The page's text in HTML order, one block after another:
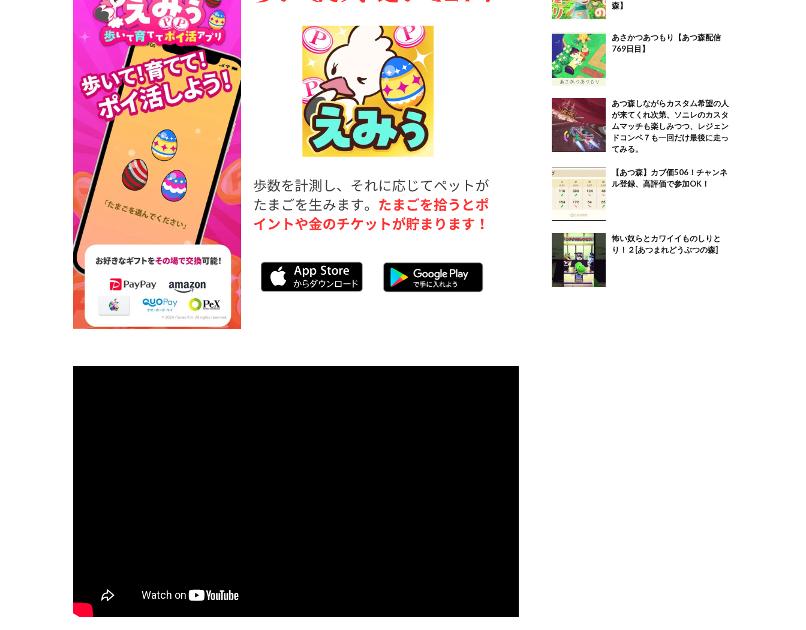
森】
あさかつあつもり【あつ森配信
769日目】
あつ森しながらカスタム希望の人
が来てくれ次第、ソニレのカスタ
ムマッチも楽しみつつ、レジェン
ドコンペ７も一回だけ最後に走っ
てみる。
【あつ森】カブ価506！チャンネ
ル登録、高評価で参加OK！
怖い奴らとカワイイものしりと
り！２[あつまれどうぶつの森]